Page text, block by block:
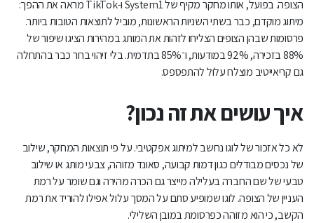
הצופה. בפועל, אותו מחקר מקיף של System1 ו-TikTok מראה את ההפך:
מיתוג מוקדם, כבר בשתי השניות הראשונות, מוביל לתוצאות הטובות ביותר.
פרסומות שבהן הצופים הצליחו לזהות את המותג במהירות הציגו שיפור של
88% בזכירה, 92% במודעות, ו־85% בתדמית. בלי זיהוי ברור כבר בהתחלה
גם קריאייטיב מוצלח עלול להתפספס.
איך עושים את זה נכון?
לא כל אזכור של לוגו נחשב למיתוג אפקטיבי. על פי תוצאות המחקר, שילוב
של נכסים מבודלים כגון דמות קבועה, סאונד מזוהה, צבעי מותג או שילוב
טבעי של שם החברה בעלילה מייצר גם הכרה מהירה וגם שומר על רמת
העניין של הצופה. לוגו שמופיע סתם על המסך עלול אפילו להוריד את רמת
הקשב, כי הוא מזוהה כפרסומת במובן השלילי.